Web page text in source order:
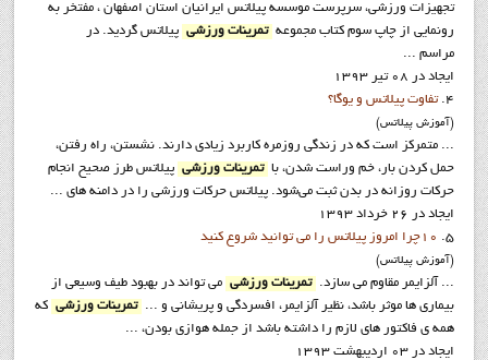
تجهیزات ورزشی، سرپرست موسسه پیلاتس ایرانیان استان اصفهان ، مفتخر به
رونمایی از چاپ سوم کتاب مجموعه
تمرینات ورزشی پیلاتس گردید. در
مراسم ...
ایجاد در 08 تیر 1393
4.
تفاوت پيلاتس و يوگا؟
(آموزش پيلاتس)
... متمرکز است که در زندگی روزمره کاربرد زیادی دارند. نشستن، راه رفتن،
حمل کردن بار، خم وراست شدن، با
تمرینات ورزشی پیلاتس طرز صحیح انجام
حرکات روزانه در بدن ثبت می‌شود. پیلاتس حرکات ورزشی را در دامنه های ...
ایجاد در 26 خرداد 1393
5.
10چرا امروز پيلاتس را مي توانيد شروع کنيد
(آموزش پيلاتس)
... آلزایمر مقاوم می سازد.
تمرینات ورزشی می تواند در بهبود طیف وسیعی از
بیماری ها موثر باشد، نظیر آلزایمر، افسردگی و پریشانی و ...
تمرینات ورزشی که
همه ی فاکتور های لازم را داشته باشد از جمله هوازی بودن، ...
ایجاد در 03 ارديبهشت 1393